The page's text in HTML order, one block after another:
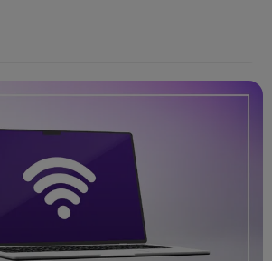
za strategię PR’ową, relacje z